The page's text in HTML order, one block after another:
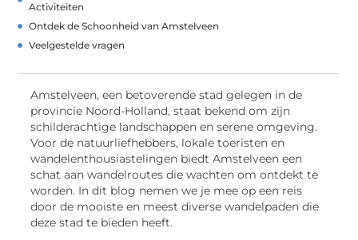
Activiteiten
Ontdek de Schoonheid van Amstelveen
Veelgestelde vragen
Amstelveen, een betoverende stad gelegen in de
provincie Noord-Holland, staat bekend om zijn
schilderachtige landschappen en serene omgeving.
Voor de natuurliefhebbers, lokale toeristen en
wandelenthousiastelingen biedt Amstelveen een
schat aan wandelroutes die wachten om ontdekt te
worden. In dit blog nemen we je mee op een reis
door de mooiste en meest diverse wandelpaden die
deze stad te bieden heeft.